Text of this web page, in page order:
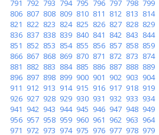
791 792 793 794 795 796 797 798 799
806 807 808 809 810 811 812 813 814
821 822 823 824 825 826 827 828 829
836 837 838 839 840 841 842 843 844
851 852 853 854 855 856 857 858 859
866 867 868 869 870 871 872 873 874
881 882 883 884 885 886 887 888 889
896 897 898 899 900 901 902 903 904
911 912 913 914 915 916 917 918 919
926 927 928 929 930 931 932 933 934
941 942 943 944 945 946 947 948 949
956 957 958 959 960 961 962 963 964
971 972 973 974 975 976 977 978 979